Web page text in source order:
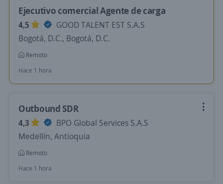
Ejecutivo comercial Agente de carga
4,5
GOOD TALENT EST S.A.S
Bogotá, D.C., Bogotá, D.C.
Remoto
Hace 1 hora
Outbound SDR
4,3
BPO Global Services S.A.S
Medellín, Antioquia
Remoto
Hace 1 hora